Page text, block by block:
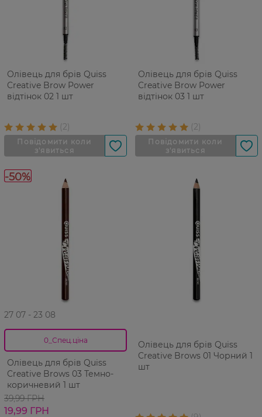
Олівець для брів Quiss
Creative Brow Power
відтінок 02 1 шт
Олівець для брів Quiss
Creative Brow Power
відтінок 03 1 шт
-50%
27 07 - 23 08
0_Спец.ціна
Олівець для брів Quiss
Creative Brows 03 Темно-
коричневий 1 шт
39,99 ГРН
19,99 ГРН
Олівець для брів Quiss
Creative Brows 01 Чорний 1
шт